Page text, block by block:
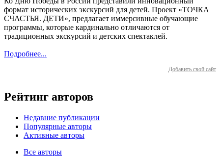
формат исторических экскурсий для детей. Проект «ТОЧКА
СЧАСТЬЯ. ДЕТИ», предлагает иммерсивные обучающие
программы, которые кардинально отличаются от
традиционных экскурсий и детских спектаклей.
Подробнее...
Добавить свой сайт
Рейтинг авторов
Недавние публикации
Популярные авторы
Активные авторы
Все авторы